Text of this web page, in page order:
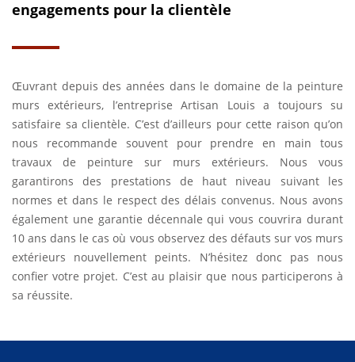
engagements pour la clientèle
Œuvrant depuis des années dans le domaine de la peinture
murs extérieurs, l’entreprise Artisan Louis a toujours su
satisfaire sa clientèle. C’est d’ailleurs pour cette raison qu’on
nous recommande souvent pour prendre en main tous
travaux de peinture sur murs extérieurs. Nous vous
garantirons des prestations de haut niveau suivant les
normes et dans le respect des délais convenus. Nous avons
également une garantie décennale qui vous couvrira durant
10 ans dans le cas où vous observez des défauts sur vos murs
extérieurs nouvellement peints. N’hésitez donc pas nous
confier votre projet. C’est au plaisir que nous participerons à
sa réussite.